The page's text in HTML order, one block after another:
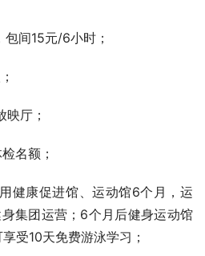
、课程学习、乐活服务、社会参
老特色服务、基础园区服务、专
映厅；
名额；